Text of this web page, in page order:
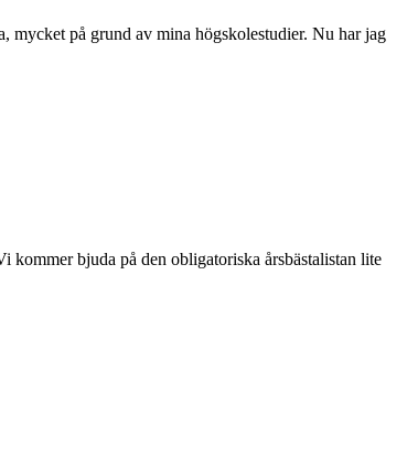
mycket på grund av mina högskolestudier. Nu har jag
kommer bjuda på den obligatoriska årsbästalistan lite